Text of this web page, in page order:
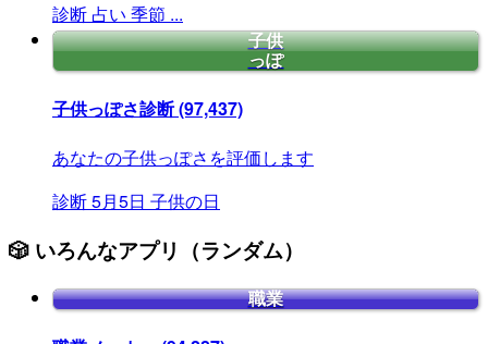
診断 占い 季節 ...
子供
っぽ
子供っぽさ診断(97,437)
あなたの子供っぽさを評価します
診断5月5日 子供の日
🎲 いろんなアプリ（ランダム）
職業